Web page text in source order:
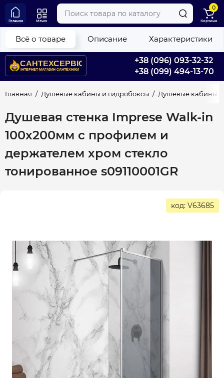
+38 (096) 093-32-32
+38 (099) 494-13-70
Главная Меню
0
Корзина
Главная Душевые кабины и гидробоксы Душевые кабины
Душевая стенка Imprese Walk-in
100х200мм с профилем и
держателем хром стекло
тонированное s09110001GR
Всё о товаре Описание Характеристики
код: V63685